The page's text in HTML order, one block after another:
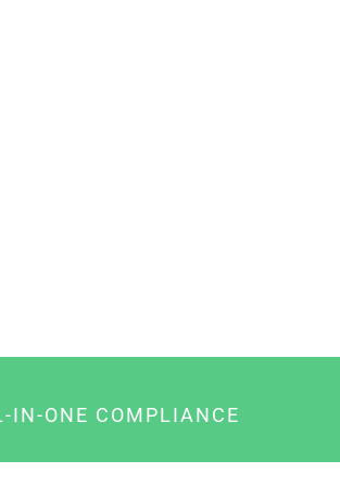
IN-ONE COMPLIANCE